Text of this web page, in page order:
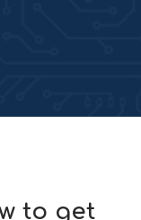
to get